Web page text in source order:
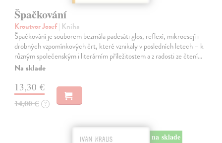
Špačkování
Kroutvor Josef| Kniha
Špačkování je souborem bezmála padesáti glos, reflexí, mikroesejí i
drobných vzpomínkových črt, které vznikaly v posledních letech – k
různým společenským i literárním příležitostem a z radosti ze čtení…
Na sklade
13,30 €
14,00 € ?
na sklade